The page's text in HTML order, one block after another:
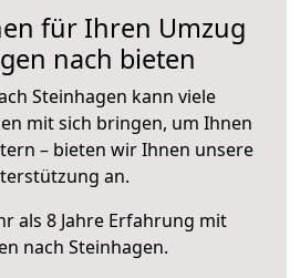
für Ihren Umzug
nach bieten
Steinhagen kann viele
mit sich bringen, um Ihnen
– bieten wir Ihnen unsere
an.
als 8 Jahre Erfahrung mit
nach Steinhagen.